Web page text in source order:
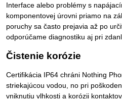
Interface alebo problémy s
komponentovej úrovni priamo na
poruchy sa často prejavia až po
odporúčame diagnostiku aj pri
Čistenie korózie
Certifikácia IP64 chráni Nothing
striekajúcou vodou, no pri
vniknutiu vlhkosti a korózii